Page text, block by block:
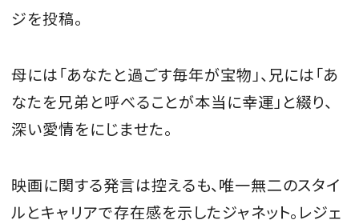
ジを投稿。
母には「あなたと過ごす毎年が宝物」、兄には「あ
なたを兄弟と呼べることが本当に幸運」と綴り、
深い愛情をにじませた。
映画に関する発言は控えるも、唯一無二のスタイ
ルとキャリアで存在感を示したジャネット。レジェ